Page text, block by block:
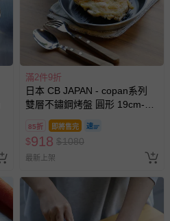
滿2件9折
日本 CB JAPAN - copan系列
雙層不鏽鋼烤盤 圓形 19cm-
85折 即將售完
$918 $1080
最新上架